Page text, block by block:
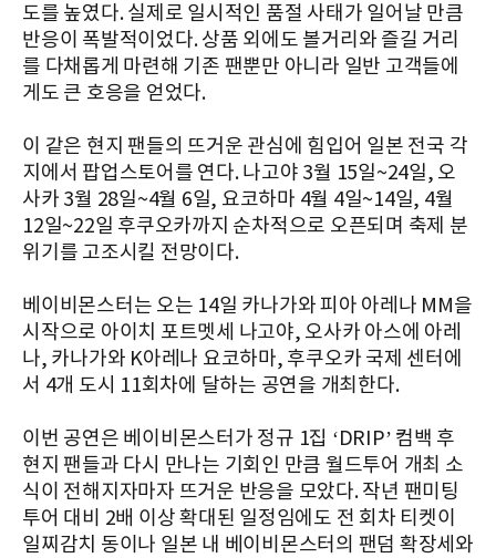
도를 높였다. 실제로 일시적인 품절 사태가 일어날 만큼
반응이 폭발적이었다. 상품 외에도 볼거리와 즐길 거리
를 다채롭게 마련해 기존 팬뿐만 아니라 일반 고객들에
게도 큰 호응을 얻었다.
이 같은 현지 팬들의 뜨거운 관심에 힘입어 일본 전국 각
지에서 팝업스토어를 연다. 나고야 3월 15일~24일, 오
사카 3월 28일~4월 6일, 요코하마 4월 4일~14일, 4월
12일~22일 후쿠오카까지 순차적으로 오픈되며 축제 분
위기를 고조시킬 전망이다.
베이비몬스터는 오는 14일 카나가와 피아 아레나 MM을
시작으로 아이치 포트멧세 나고야, 오사카 아스에 아레
나, 카나가와 K아레나 요코하마, 후쿠오카 국제 센터에
서 4개 도시 11회차에 달하는 공연을 개최한다.
이번 공연은 베이비몬스터가 정규 1집 ‘DRIP’ 컴백 후
현지 팬들과 다시 만나는 기회인 만큼 월드투어 개최 소
식이 전해지자마자 뜨거운 반응을 모았다. 작년 팬미팅
투어 대비 2배 이상 확대된 일정임에도 전 회차 티켓이
일찌감치 동이나 일본 내 베이비몬스터의 팬덤 확장세와